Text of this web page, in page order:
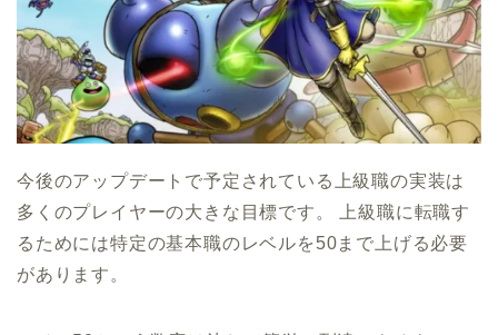
今後のアップデートで予定されている上級職の実装は
多くのプレイヤーの大きな目標です。 上級職に転職す
るためには特定の基本職のレベルを50まで上げる必要
があります。